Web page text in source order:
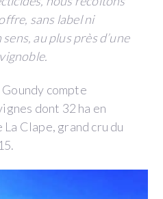
sans label ni
au plus près d’une
compte
dont 32 ha en
Clape, grand cru du